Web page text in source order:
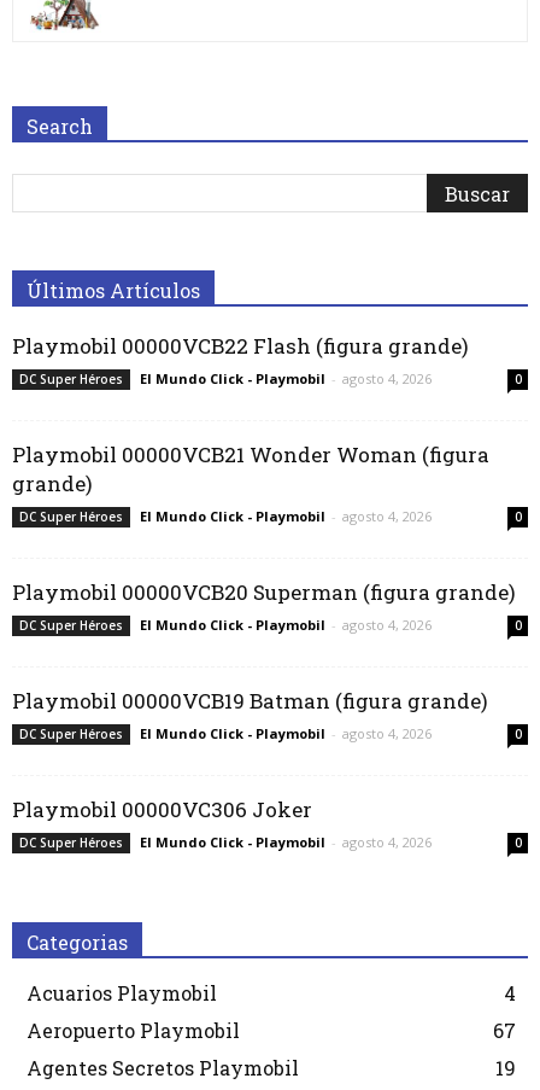
Search
Últimos Artículos
Playmobil 00000VCB22 Flash (figura grande)
DC Super Héroes El Mundo Click - Playmobil - agosto 4, 2026 0
Playmobil 00000VCB21 Wonder Woman (figura
grande)
DC Super Héroes El Mundo Click - Playmobil - agosto 4, 2026 0
Playmobil 00000VCB20 Superman (figura grande)
DC Super Héroes El Mundo Click - Playmobil - agosto 4, 2026 0
Playmobil 00000VCB19 Batman (figura grande)
DC Super Héroes El Mundo Click - Playmobil - agosto 4, 2026 0
Playmobil 00000VC306 Joker
DC Super Héroes El Mundo Click - Playmobil - agosto 4, 2026 0
Categorias
Acuarios Playmobil
4
Aeropuerto Playmobil
67
Agentes Secretos Playmobil
19